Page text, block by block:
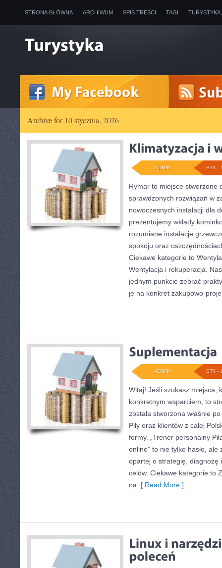
STRONA GŁÓWNA ARCHIWUM SPIS TREŚCI TAGI
Archive for 10 stycznia, 2026
STY -
ADMIN
Rymar to miejsce stworzone
sprawdzonych rozwiązań w
nowoczesnych instalacji dla
prezentujemy wkłady
rozumiane instalacje
spokoju oraz
Ciekawe kategorie to
Wentylacja i rekuperacja.
jednym punkcie zebrać
je na konkret zakupowo-
STY -
ADMIN
Witaj! Jeśli szukasz miejsca,
konkretnym wsparciem, to
została stworzona właśnie
Piły oraz klientów z całej
formy. „Trener personalny
online” to nie tylko hasło, ale
opartej o strategię, diagnozę
celów. Ciekawe kategorie to
na [ Read More ]